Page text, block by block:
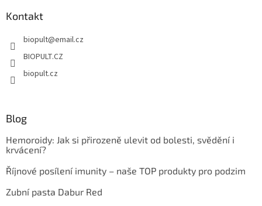
Kontakt
biopult@email.cz
BIOPULT.CZ
biopult.cz
Blog
Hemoroidy: Jak si přirozeně ulevit od bolesti, svědění i
krvácení?
Říjnové posílení imunity – naše TOP produkty pro podzim
Zubní pasta Dabur Red